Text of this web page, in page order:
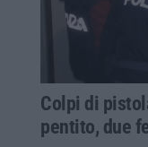
Colpi di
pentito, due